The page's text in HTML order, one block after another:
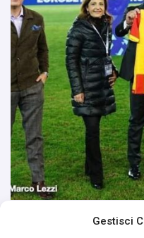
Gestisci